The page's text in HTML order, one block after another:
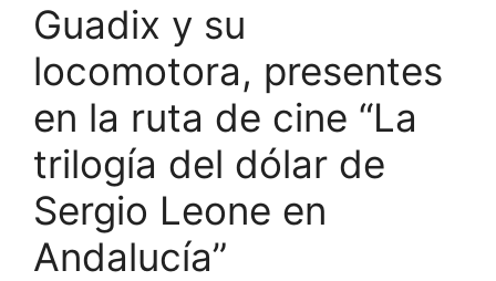
Guadix y su
locomotora, presentes
en la ruta de cine “La
trilogía del dólar de
Sergio Leone en
Andalucía”